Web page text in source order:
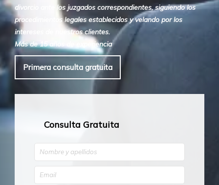
divorcio ante los juzgados correspondientes, siguiendo los
procedimientos legales establecidos y velando por los
intereses de nuestros clientes.
Más de 15 años de experiencia
Primera consulta gratuita
Consulta Gratuita